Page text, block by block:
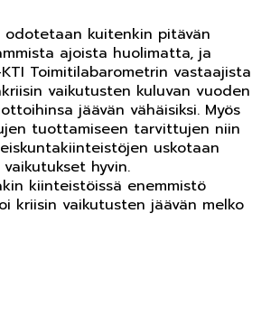
odotetaan kuitenkin pitävän
ajoista huolimatta, ja
Toimitilabarometrin vastaajista
vaikutusten kuluvan vuoden
jäävän vähäisiksi. Myös
tuottamiseen tarvittujen niin
uskotaan
hyvin.
kiinteistöissä enemmistö
kriisin vaikutusten jäävän melko